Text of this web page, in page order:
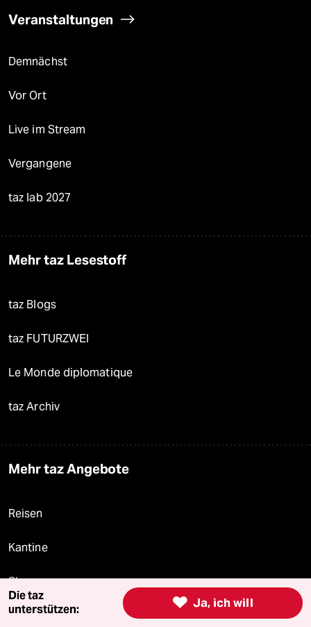
Veranstaltungen
Demnächst
Vor Ort
Live im Stream
Vergangene
taz lab 2027
Mehr taz Lesestoff
taz Blogs
taz FUTURZWEI
Le Monde diplomatique
taz Archiv
Mehr taz Angebote
Reisen
Kantine
Shop
Anzeigen
 Ja, ich will
Die taz
unterstützen: